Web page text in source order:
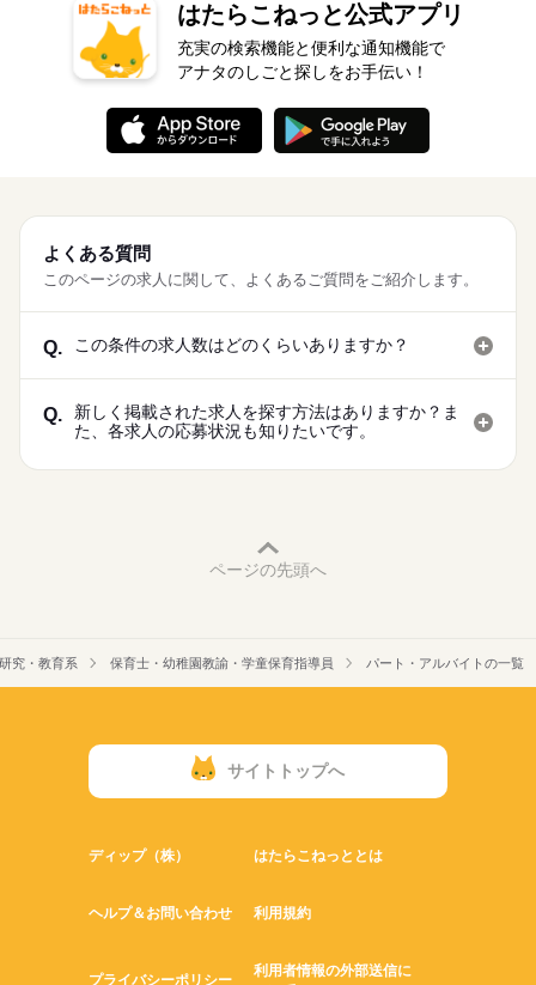
はたらこねっと公式アプリ
充実の検索機能と便利な通知機能で
アナタのしごと探しをお手伝い！
よくある質問
このページの求人に関して、よくあるご質問をご紹介します。
Q. この条件の求人数はどのくらいありますか？
Q.
新しく掲載された求人を探す方法はありますか？ま
た、各求人の応募状況も知りたいです。
ページの先頭へ
究・教育系 保育士・幼稚園教諭・学童保育指導員 パート・アルバイトの一覧
サイトトップへ
ディップ（株） はたらこねっととは
ヘルプ＆お問い合わせ 利用規約
プライバシーポリシー
利用者情報の外部送信に